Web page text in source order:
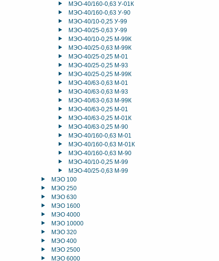
МЭО-40/160-0,63 У-01К
МЭО-40/160-0,63 У-90
МЭО-40/10-0,25 У-99
МЭО-40/25-0,63 У-99
МЭО-40/10-0,25 М-99К
МЭО-40/25-0,63 М-99К
МЭО-40/25-0,25 М-01
МЭО-40/25-0,25 М-93
МЭО-40/25-0,25 М-99К
МЭО-40/63-0,63 М-01
МЭО-40/63-0,63 М-93
МЭО-40/63-0,63 М-99К
МЭО-40/63-0,25 М-01
МЭО-40/63-0,25 М-01К
МЭО-40/63-0,25 М-90
МЭО-40/160-0,63 М-01
МЭО-40/160-0,63 М-01К
МЭО-40/160-0,63 М-90
МЭО-40/10-0,25 М-99
МЭО-40/25-0,63 М-99
МЭО 100
МЭО 250
МЭО 630
МЭО 1600
МЭО 4000
МЭО 10000
МЭО 320
МЭО 400
МЭО 2500
МЭО 6000